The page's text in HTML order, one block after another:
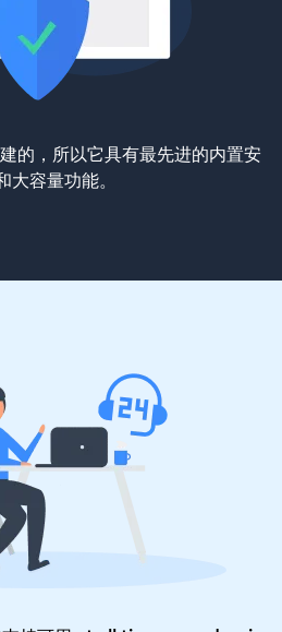
的，所以它具有最先进的内置安
大容量功能。